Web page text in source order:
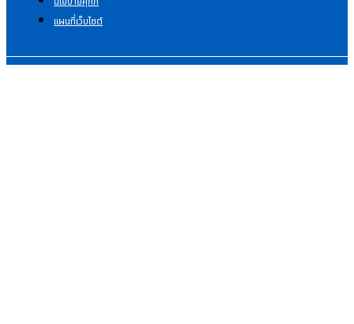
แผนที่เว็บไซต์